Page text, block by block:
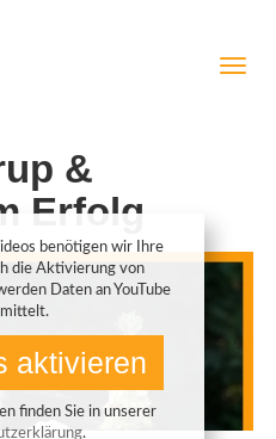
&
Erfolg
benötigen wir Ihre
die Aktivierung von
Daten an YouTube
aktivieren
finden Sie in unserer
.